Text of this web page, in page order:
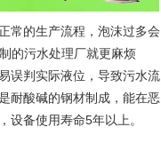
常的生产流程，泡沫过多会
的污水处理厂就更麻烦
误判实际液位，导致污水流
耐酸碱的钢材制成，能在恶
设备使用寿命5年以上。